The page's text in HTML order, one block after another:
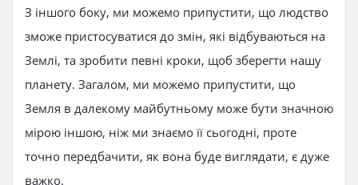
З іншого боку, ми можемо припустити, що людство
зможе пристосуватися до змін, які відбуваються на
Землі, та зробити певні кроки, щоб зберегти нашу
планету. Загалом, ми можемо припустити, що
Земля в далекому майбутньому може бути значною
мірою іншою, ніж ми знаємо її сьогодні, проте
точно передбачити, як вона буде виглядати, є дуже
важко.